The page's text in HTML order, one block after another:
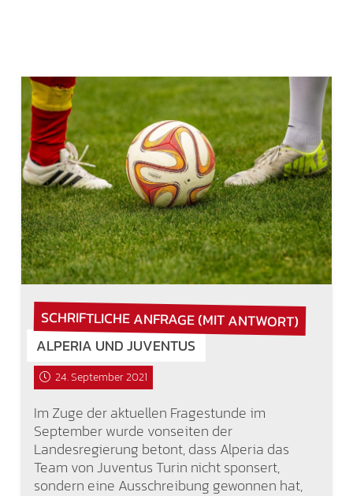
SCHRIFTLICHE ANFRAGE (MIT ANTWORT)
ALPERIA UND JUVENTUS
24. September 2021
Im Zuge der aktuellen Fragestunde im
September wurde vonseiten der
Landesregierung betont, dass Alperia das
Team von Juventus Turin nicht sponsert,
sondern eine Ausschreibung gewonnen hat,